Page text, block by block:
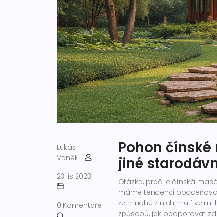
Lukáš
Vaněk
23 lis 2023
0 Komentáře
Pohon čínské
jiné
Otázka, proč je čínská
máme tendenci
že mnohé z nich mají
způsobů, jak podporovat